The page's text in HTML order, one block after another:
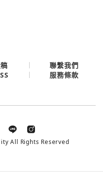
聯繫我們
服務條款
All Rights Reserved